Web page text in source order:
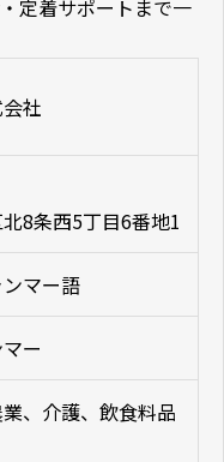
定着サポートまで一
社
8条西5丁目6番地1
マー語
ー
、介護、飲食料品